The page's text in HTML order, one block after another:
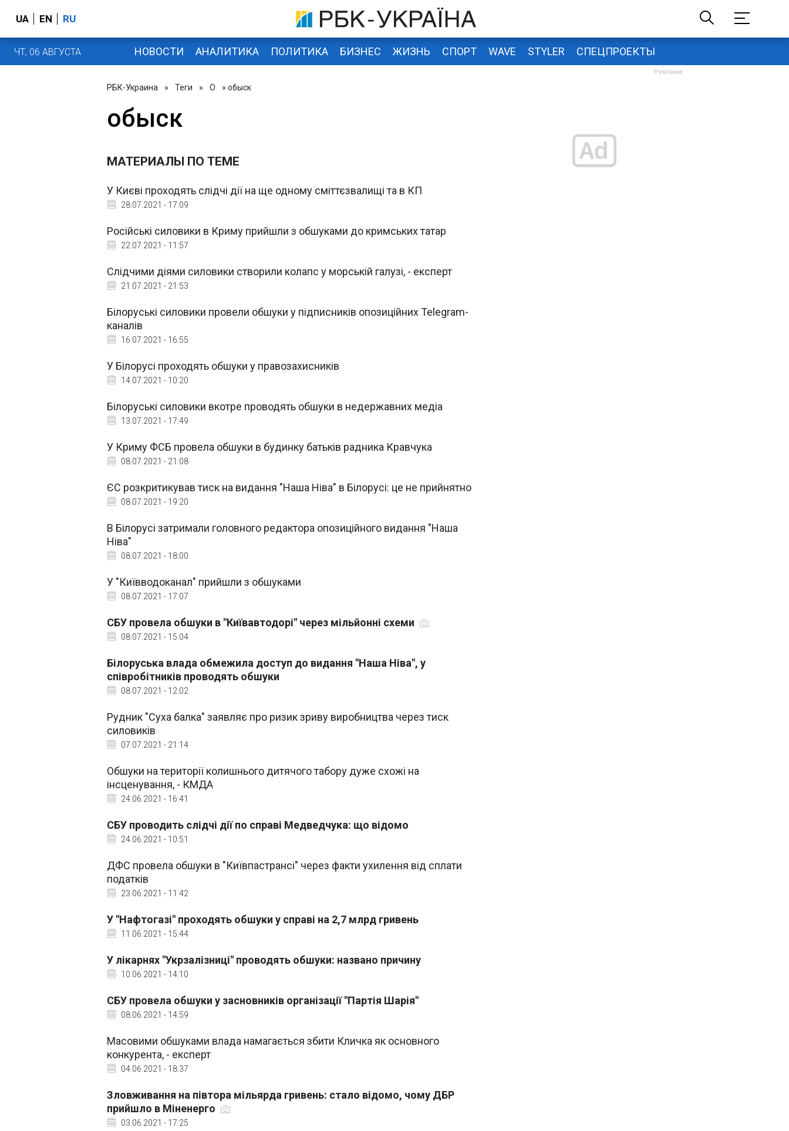
UA EN RU
ЧТ, 06 АВГУСТА НОВОСТИ АНАЛИТИКА ПОЛИТИКА БИЗНЕС ЖИЗНЬ СПОРТ WAVE STYLER СПЕЦПРОЕКТЫ
РБК-Украина » Теги » О » обыск
обыск
МАТЕРИАЛЫ ПО ТЕМЕ
У Києві проходять слідчі дії на ще одному сміттєзвалищі та в КП
28.07.2021 - 17:09
Російські силовики в Криму прийшли з обшуками до кримських татар
22.07.2021 - 11:57
Слідчими діями силовики створили колапс у морській галузі, - експерт
21.07.2021 - 21:53
Білоруські силовики провели обшуки у підписників опозиційних Telegram-
каналів
16.07.2021 - 16:55
У Білорусі проходять обшуки у правозахисників
14.07.2021 - 10:20
Білоруські силовики вкотре проводять обшуки в недержавних медіа
13.07.2021 - 17:49
У Криму ФСБ провела обшуки в будинку батьків радника Кравчука
08.07.2021 - 21:08
ЄС розкритикував тиск на видання "Наша Ніва" в Білорусі: це не прийнятно
08.07.2021 - 19:20
В Білорусі затримали головного редактора опозиційного видання "Наша
Ніва"
08.07.2021 - 18:00
У "Київводоканал" прийшли з обшуками
08.07.2021 - 17:07
СБУ провела обшуки в "Київавтодорі" через мільйонні схеми
08.07.2021 - 15:04
Білоруська влада обмежила доступ до видання "Наша Ніва", у
співробітників проводять обшуки
08.07.2021 - 12:02
Рудник "Суха балка" заявляє про ризик зриву виробництва через тиск
силовиків
07.07.2021 - 21:14
Обшуки на території колишнього дитячого табору дуже схожі на
інсценування, - КМДА
24.06.2021 - 16:41
СБУ проводить слідчі дії по справі Медведчука: що відомо
24.06.2021 - 10:51
ДФС провела обшуки в "Київпастрансі" через факти ухилення від сплати
податків
23.06.2021 - 11:42
У "Нафтогазі" проходять обшуки у справі на 2,7 млрд гривень
11.06.2021 - 15:44
У лікарнях "Укрзалізниці" проводять обшуки: названо причину
10.06.2021 - 14:10
СБУ провела обшуки у засновників організації "Партія Шарія"
08.06.2021 - 14:59
Масовими обшуками влада намагається збити Кличка як основного
конкурента, - експерт
04.06.2021 - 18:37
Зловживання на півтора мільярда гривень: стало відомо, чому ДБР
прийшло в Міненерго
03.06.2021 - 17:25